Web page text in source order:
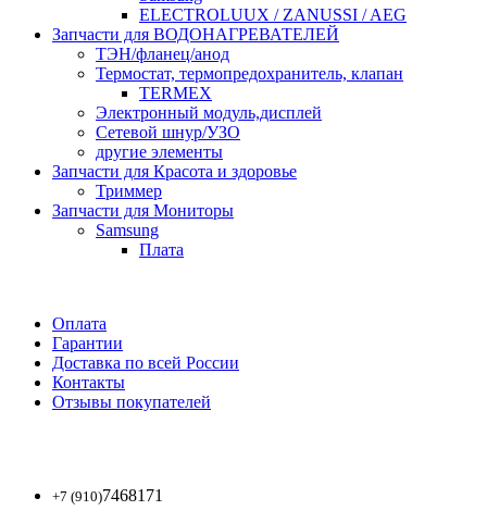
ELECTROLUUX / ZANUSSI / AEG
Запчасти для ВОДОНАГРЕВАТЕЛЕЙ
ТЭН/фланец/анод
Термостат, термопредохранитель, клапан
TERMEX
Электронный модуль,дисплей
Сетевой шнур/УЗО
другие элементы
Запчасти для Красота и здоровье
Триммер
Запчасти для Мониторы
Samsung
Плата
Оплата
Гарантии
Доставка по всей России
Контакты
Отзывы покупателей
+7 (910)7468171